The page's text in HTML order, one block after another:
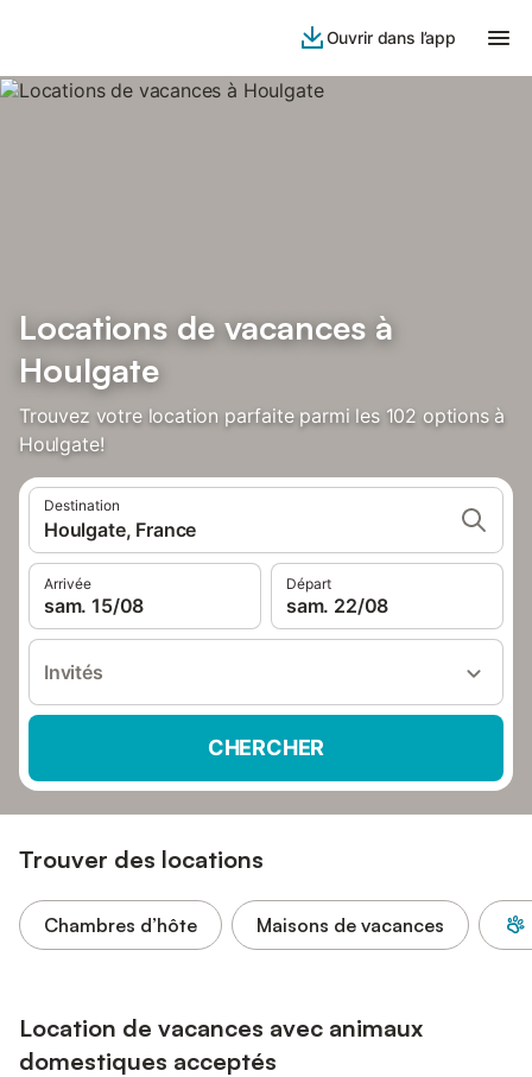
Ouvrir dans l’app
Locations de vacances à
Houlgate
Trouvez votre location parfaite parmi les 102 options à
Houlgate!
Destination
Houlgate, France
Arrivée
sam. 15/08
Départ
sam. 22/08
Invités
CHERCHER
Trouver des locations
Chambres d’hôte Maisons de vacances
Location de vacances avec animaux
domestiques acceptés